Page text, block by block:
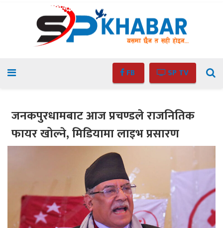
FB SP TV
जनकपुरधामबाट आज प्रचण्डले राजनितिक
फायर खोल्ने, मिडियामा लाइभ प्रसारण